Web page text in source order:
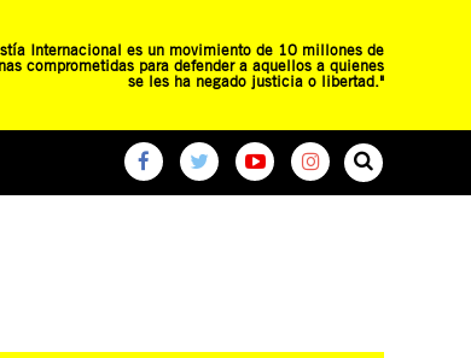
Internacional es un movimiento de 10 millones de
comprometidas para defender a aquellos a quienes
se les ha negado justicia o libertad."